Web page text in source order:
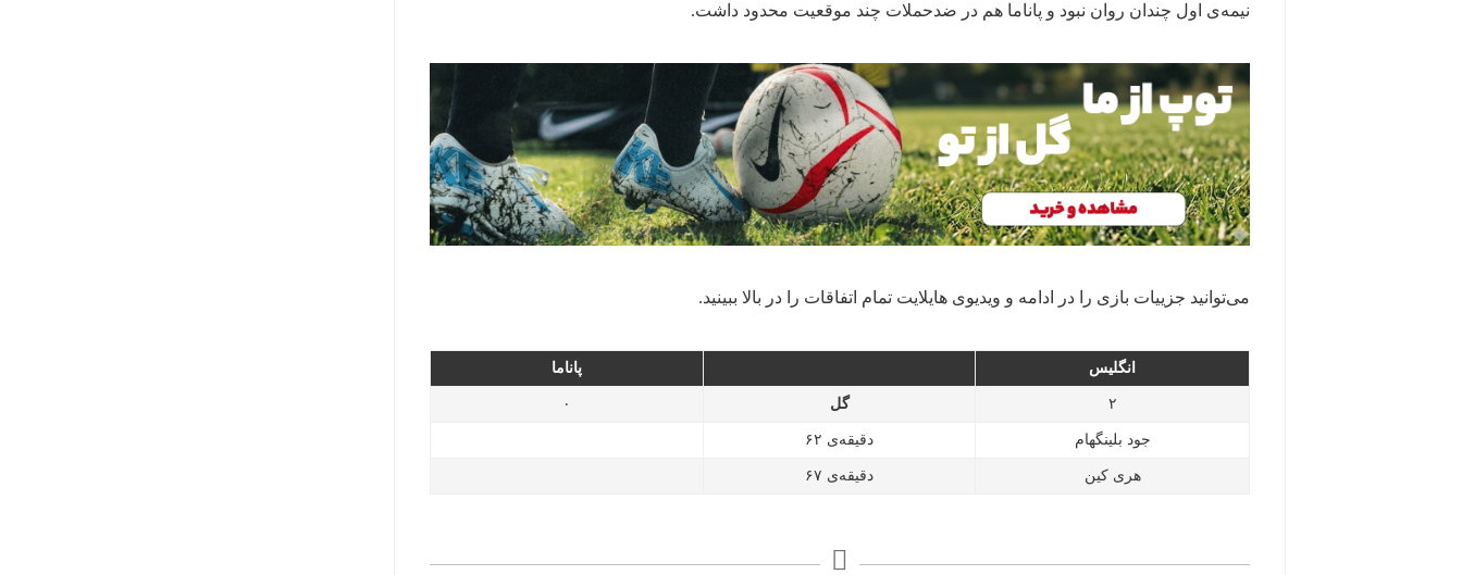
نیمه‌ی اول چندان روان نبود و پاناما هم در ضدحملات چند موقعیت محدود داشت.
می‌توانید جزییات بازی را در ادامه و ویدیوی هایلایت تمام اتفاقات را در بالا ببینید.
انگلیس پاناما
۲ گل ۰
جود بلینگهام دقیقه‌ی ۶۲
هری کین دقیقه‌ی ۶۷